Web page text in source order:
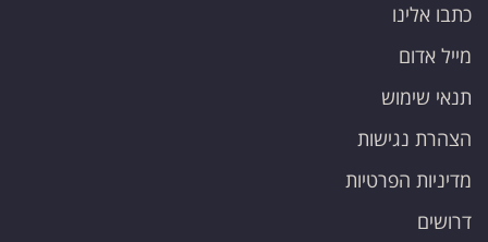
כתבו אלינו
מייל אדום
תנאי שימוש
הצהרת נגישות
מדיניות הפרטיות
דרושים